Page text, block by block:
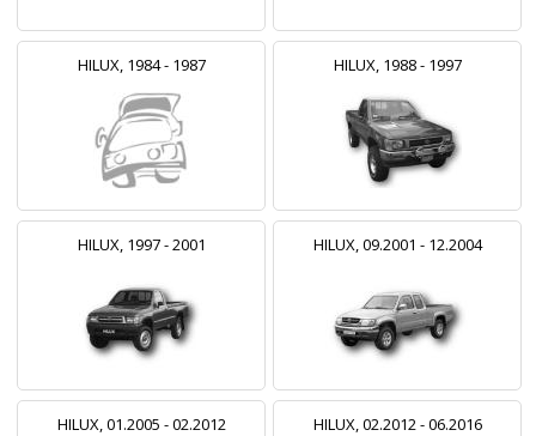
HILUX, 1984 - 1987 HILUX, 1988 - 1997
HILUX, 1997 - 2001 HILUX, 09.2001 - 12.2004
HILUX, 01.2005 - 02.2012 HILUX, 02.2012 - 06.2016